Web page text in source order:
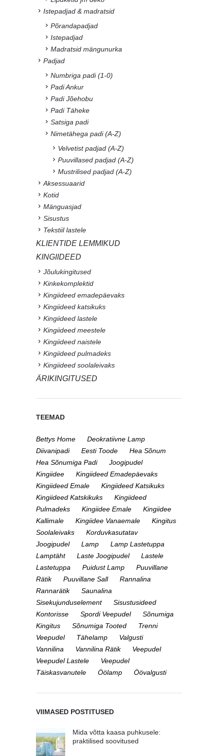
Istepadjad & madratsid
Põrandapadjad
Istepadjad
Madratsid mängunurka
Padjad
Numbriga padi (1-0)
Padi Ankur
Padi Jõehobu
Padi Täheke
Satsiga padi
Nimetähega padi (A-Z)
Velvetist padjad (A-Z)
Puuvillased padjad (A-Z)
Mustrilised padjad (A-Z)
Aksessuaarid
Kotid
Mänguasjad
Sisustus
Tekstiil lastele
KLIENTIDE LEMMIKUD
KINGIIDEED
Jõulukingitused
Kinkekomplektid
Kingiideed emadepäevaks
Kingiideed katsikuks
Kingiideed lastele
Kingiideed meestele
Kingiideed naistele
Kingiideed pulmadeks
Kingiideed soolaleivaks
ÄRIKINGITUSED
TEEMAD
Bettys Home
Deokratiivne Lamp
Diivanipadi
Eesti Toode
Hea Sõnum
Hea Sõnumiga Padi
Joogipudel
Kingiidee
Kingiideed Emadepäevaks
Kingiideed Emale
Kingiideed Katsikuks
Kingiideed Katskikuks
Kingiideed
Pulmadeks
Kingiidee Emale
Kingiidee
Kallimale
Kingiidee Vanaemale
Kingitus
Soolaleivaks
Korduvkasutatav
Joogipudel
Lamp
Lamp Lastetuppa
Lamptäht
Laste Joogipudel
Lastele
Lastetuppa
Puidust Lamp
Puuvillane
Rätik
Puuvillane Sall
Rannalina
Rannarätik
Saunalina
Sisekujunduselement
Sisustusideed
Kontorisse
Spordi Veepudel
Sõnumiga
Kingitus
Sõnumiga Tooted
Trenni
Veepudel
Tähelamp
Valgusti
Vannilina
Vannilina Rätik
Veepudel
Veepudel Lastele
Veepudel
Täiskasvanutele
Öölamp Öövalgusti
VIIMASED POSTITUSED
Mida võtta kaasa puhkusele:
praktilised soovitused